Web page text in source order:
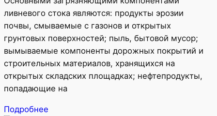
ливневого стока являются: продукты эрозии
почвы, смываемые с газонов и открытых
грунтовых поверхностей; пыль, бытовой мусор;
вымываемые компоненты дорожных покрытий и
строительных материалов, хранящихся на
открытых складских площадках; нефтепродукты,
попадающие на
Подробнее